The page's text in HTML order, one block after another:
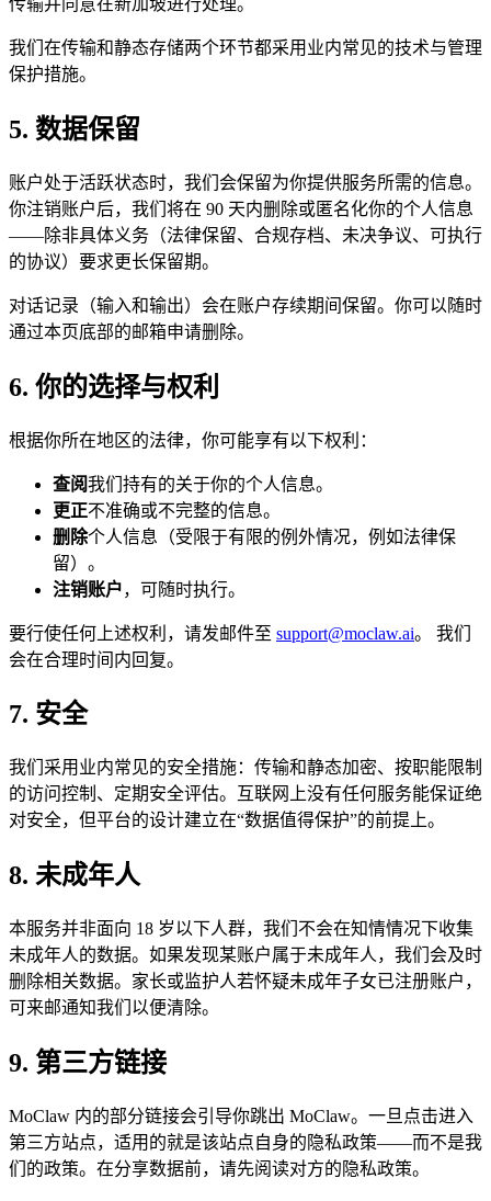
我们在传输和静态存储两个环节都采用业内常见的技术与管理
保护措施。
5. 数据保留
账户处于活跃状态时，我们会保留为你提供服务所需的信息。
你注销账户后，我们将在 90 天内删除或匿名化你的个人信息
——除非具体义务（法律保留、合规存档、未决争议、可执行
的协议）要求更长保留期。
对话记录（输入和输出）会在账户存续期间保留。你可以随时
通过本页底部的邮箱申请删除。
6. 你的选择与权利
根据你所在地区的法律，你可能享有以下权利：
查阅我们持有的关于你的个人信息。
更正不准确或不完整的信息。
删除个人信息（受限于有限的例外情况，例如法律保
留）。
注销账户，可随时执行。
要行使任何上述权利，请发邮件至 support@moclaw.ai。 我们
会在合理时间内回复。
7. 安全
我们采用业内常见的安全措施：传输和静态加密、按职能限制
的访问控制、定期安全评估。互联网上没有任何服务能保证绝
对安全，但平台的设计建立在“数据值得保护”的前提上。
8. 未成年人
本服务并非面向 18 岁以下人群，我们不会在知情情况下收集
未成年人的数据。如果发现某账户属于未成年人，我们会及时
删除相关数据。家长或监护人若怀疑未成年子女已注册账户，
可来邮通知我们以便清除。
9. 第三方链接
MoClaw 内的部分链接会引导你跳出 MoClaw。一旦点击进入
第三方站点，适用的就是该站点自身的隐私政策——而不是我
们的政策。在分享数据前，请先阅读对方的隐私政策。